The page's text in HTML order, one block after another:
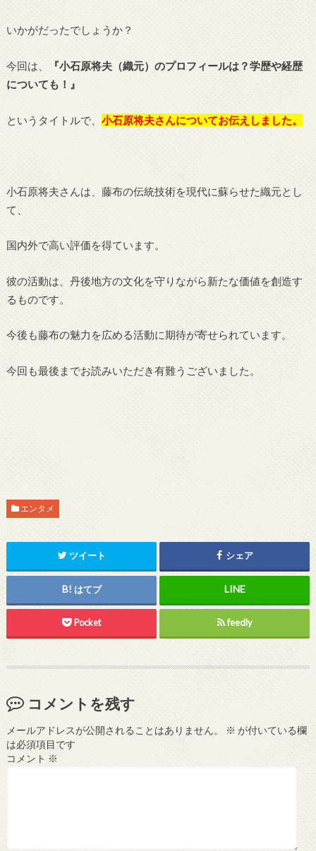
いかがだったでしょうか？
今回は、
『小石原将夫（織元）のプロフィールは？学歴や経歴
についても！』
というタイトルで、 小石原将夫さんについてお伝えしました。
小石原将夫さんは、藤布の伝統技術を現代に蘇らせた織元とし
て、
国内外で高い評価を得ています。
彼の活動は、丹後地方の文化を守りながら新たな価値を創造す
るものです。
今後も藤布の魅力を広める活動に期待が寄せられています。
今回も最後までお読みいただき有難うございました。
エンタメ
ツイート シェア
はてブ
Pocket feedly
コメントを残す
メールアドレスが公開されることはありません。 ※ が付いている欄
は必須項目です
コメント ※